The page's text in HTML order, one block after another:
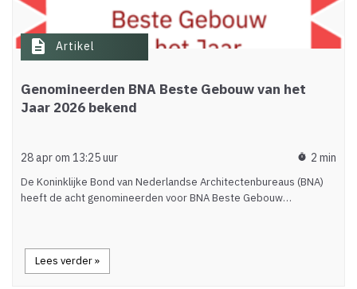
description Artikel
Genomineerden BNA Beste Gebouw van het
Jaar 2026 bekend
28 apr om 13:25 uur timer 2 min
De Koninklijke Bond van Nederlandse Architectenbureaus (BNA)
heeft de acht genomineerden voor BNA Beste Gebouw…
Lees verder »